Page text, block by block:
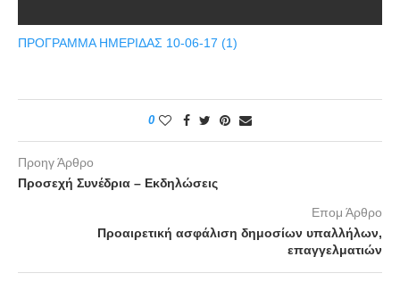
ΠΡΟΓΡΑΜΜΑ ΗΜΕΡΙΔΑΣ 10-06-17 (1)
0
Προηγ Άρθρο
Προσεχή Συνέδρια – Εκδηλώσεις
Επομ Άρθρο
Προαιρετική ασφάλιση δημοσίων υπαλλήλων,
επαγγελματιών